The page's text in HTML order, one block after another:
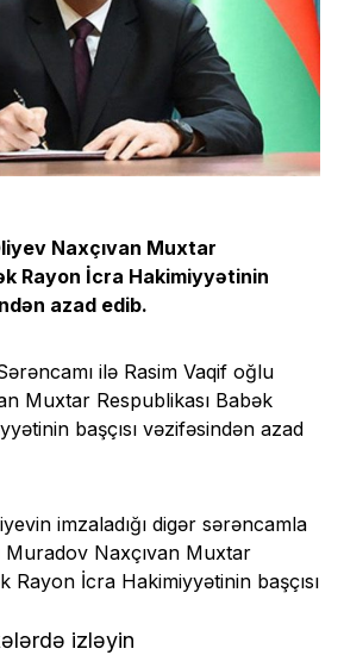
Naxçıvan Muxtar
Rayon İcra Hakimiyyətinin
azad edib.
ilə Rasim Vaqif oğlu
Muxtar Respublikası Babək
başçısı vəzifəsindən azad
imzaladığı digər sərəncamla
Muradov Naxçıvan Muxtar
Rayon İcra Hakimiyyətinin başçısı
izləyin